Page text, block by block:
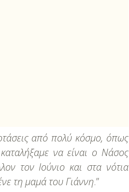
από πολύ κόσμο, όπως
να είναι ο Νάσος
τον Ιούνιο και στα νότια
τη μαμά του Γιάννη.”